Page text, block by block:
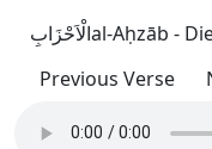
الْاَحْزَابِal-Aḥzāb -
Previous Verse